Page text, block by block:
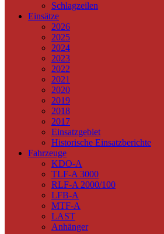
Schlagzeilen
Einsätze
2026
2025
2024
2023
2022
2021
2020
2019
2018
2017
Einsatzgebiet
Historische Einsatzberichte
Fahrzeuge
KDO-A
TLF-A 3000
RLF-A 2000/100
LFB-A
MTF-A
LAST
Anhänger